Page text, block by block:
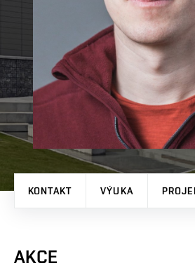
KONTAKT VÝUKA
AKCE